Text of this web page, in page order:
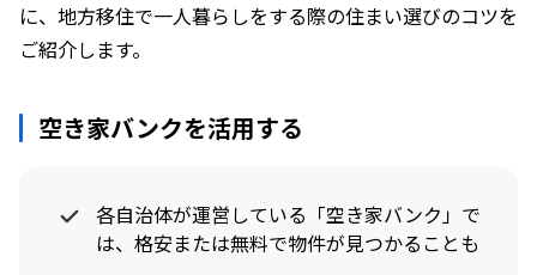
に、地方移住で一人暮らしをする際の住まい選びのコツを
ご紹介します。
空き家バンクを活用する
各自治体が運営している「空き家バンク」で
は、格安または無料で物件が見つかることも